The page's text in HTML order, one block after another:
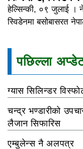
हेल्सिन्की, ०९ जुलाई ।
स्विडेनमा बसोबासरत
पछिल्ला
ग्यास सिलिन्डर
चन्द्र भण्डारीको
लैजान सिफारिस
एम्बुलेन्स नै अलपत्र